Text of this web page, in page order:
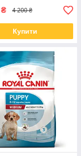
₴ 4 200 ₴
Купити